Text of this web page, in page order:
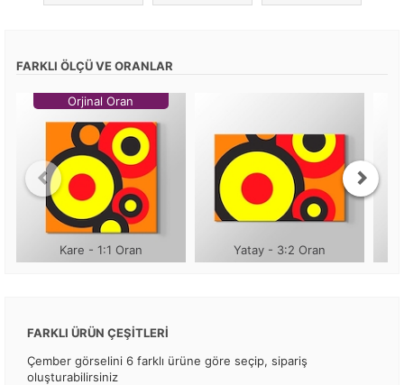
FARKLI ÖLÇÜ VE ORANLAR
Orjinal Oran
Kare - 1:1 Oran Yatay - 3:2 Oran
FARKLI ÜRÜN ÇEŞİTLERİ
Çember görselini 6 farklı ürüne göre seçip, sipariş
oluşturabilirsiniz